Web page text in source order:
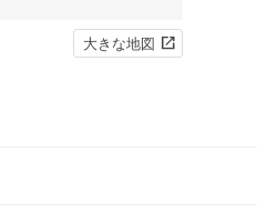
大きな地図